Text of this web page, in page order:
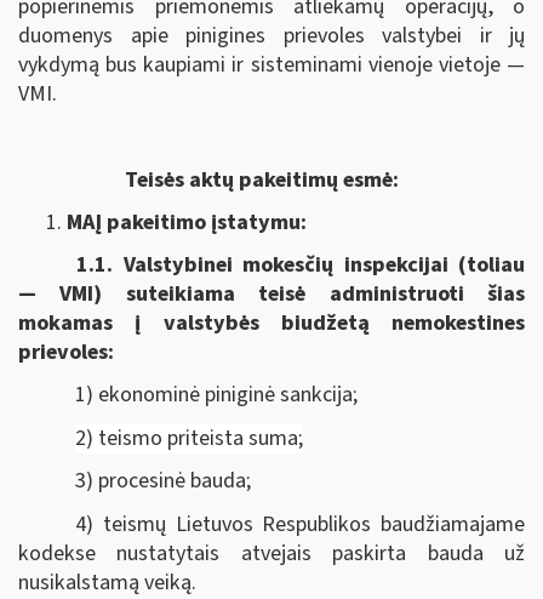
popierinėmis priemonėmis atliekamų operacijų, o
duomenys apie pinigines prievoles valstybei ir jų
vykdymą bus kaupiami ir sisteminami vienoje vietoje —
VMI.
Teisės aktų pakeitimų esmė:
MAĮ pakeitimo įstatymu:
1.1. Valstybinei mokesčių inspekcijai (toliau
— VMI) suteikiama
teisė administruoti šias
mokamas į valstybės biudžetą nemokestines
prievoles:
1) ekonominė piniginė sankcija;
2) teismo priteista suma;
3) procesinė bauda;
4) teismų Lietuvos Respublikos baudžiamajame
kodekse nustatytais atvejais paskirta bauda už
nusikalstamą veiką.